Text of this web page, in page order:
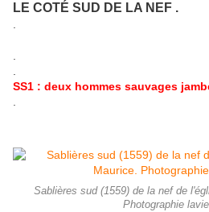
LE COTÉ SUD DE LA NEF .
.
.
.
SS1 : deux hommes sauvages
.
Sablières sud (1559) de la nef de
Photographie